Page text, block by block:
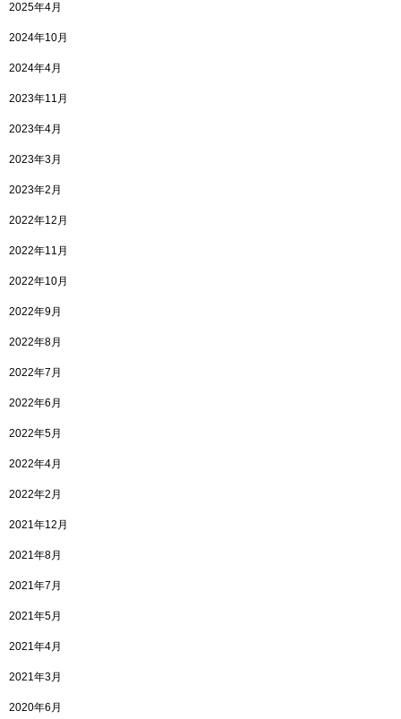
2025年4月
2024年10月
2024年4月
2023年11月
2023年4月
2023年3月
2023年2月
2022年12月
2022年11月
2022年10月
2022年9月
2022年8月
2022年7月
2022年6月
2022年5月
2022年4月
2022年2月
2021年12月
2021年8月
2021年7月
2021年5月
2021年4月
2021年3月
2020年6月